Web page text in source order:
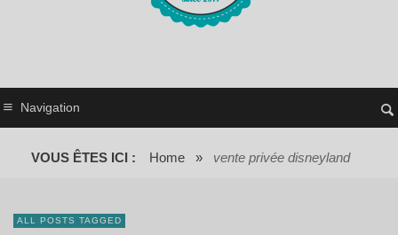
Navigation
VOUS ÊTES ICI : Home » vente privée disneyland
ALL POSTS TAGGED